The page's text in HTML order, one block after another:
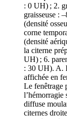
: 0 UH) ; 2.
graisseuse :
(densité
corne
(densité
la citerne
UH) ; 6.
: 30 UH). A.
affichée en
Le fenêtrage
l’hémorragie
diffuse
citernes